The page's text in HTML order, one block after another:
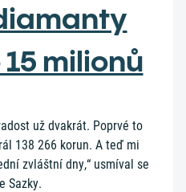
milionů
už dvakrát. Poprvé to
138 266 korun. A teď mi
zvláštní dny,“ usmíval se
Sazky.